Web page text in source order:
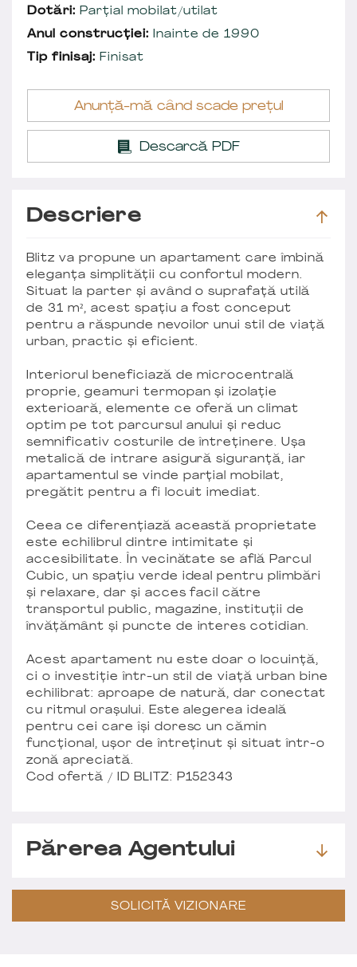
Dotări: Parțial mobilat/utilat
Anul construcției: Inainte de 1990
Tip finisaj: Finisat
Anunță-mă când scade prețul
Descarcă PDF
Descriere
Blitz va propune un apartament care îmbină
eleganța simplității cu confortul modern.
Situat la parter și având o suprafață utilă
de 31 m², acest spațiu a fost conceput
pentru a răspunde nevoilor unui stil de viață
urban, practic și eficient.
Interiorul beneficiază de microcentrală
proprie, geamuri termopan și izolație
exterioară, elemente ce oferă un climat
optim pe tot parcursul anului și reduc
semnificativ costurile de întreținere. Ușa
metalică de intrare asigură siguranță, iar
apartamentul se vinde parțial mobilat,
pregătit pentru a fi locuit imediat.
Ceea ce diferențiază această proprietate
este echilibrul dintre intimitate și
accesibilitate. În vecinătate se află Parcul
Cubic, un spațiu verde ideal pentru plimbări
și relaxare, dar și acces facil către
transportul public, magazine, instituții de
învățământ și puncte de interes cotidian.
Acest apartament nu este doar o locuință,
ci o investiție într-un stil de viață urban bine
echilibrat: aproape de natură, dar conectat
cu ritmul orașului. Este alegerea ideală
pentru cei care își doresc un cămin
funcțional, ușor de întreținut și situat într-o
zonă apreciată.
Cod ofertă / ID BLITZ: P152343
Părerea Agentului
SOLICITĂ VIZIONARE